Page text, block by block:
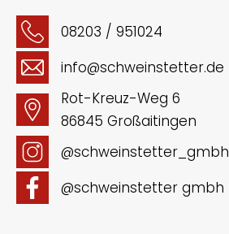
08203 / 951024
info@schweinstetter.de
Rot-Kreuz-Weg 6
86845 Großaitingen
@schweinstetter_gmbh
@schweinstetter gmbh